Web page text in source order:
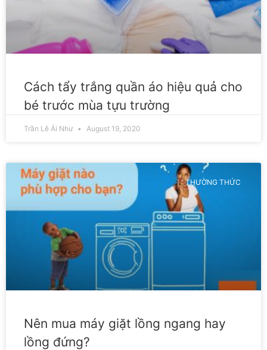
Cách tẩy trắng quần áo hiệu quả cho
bé trước mùa tựu trường
Trần Lê Ái Như August 19, 2020
THƯỜNG THỨC
Nên mua máy giặt lồng ngang hay
lồng đứng?